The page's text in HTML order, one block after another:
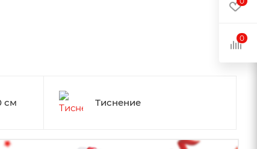
см Тиснение
0